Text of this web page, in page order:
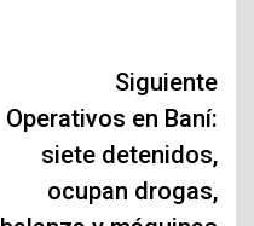
Siguiente
Operativos en Baní:
siete detenidos,
ocupan drogas,